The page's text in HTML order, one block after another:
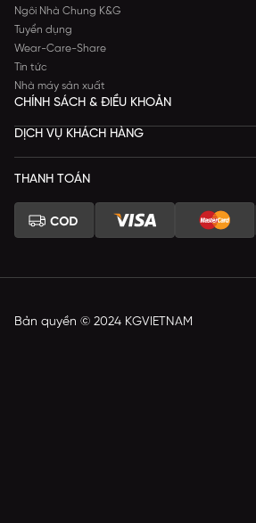
Ngôi Nhà Chung K&G
Tuyển dụng
Wear-Care-Share
Tin tức
Nhà máy sản xuất
CHÍNH SÁCH & ĐIỀU KHOẢN
DỊCH VỤ KHÁCH HÀNG
THANH TOÁN
Bản quyền © 2024 KGVIETNAM